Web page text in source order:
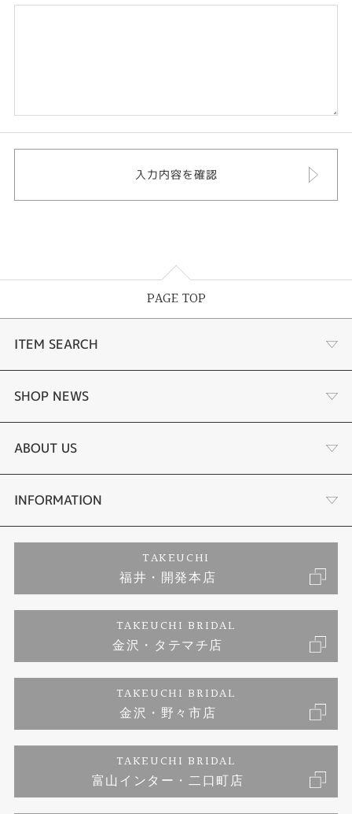
PAGE TOP
ITEM SEARCH
婚約指輪
結婚指輪
セットリング
婚約ネックレス
エタニティリング
SHOP NEWS
タケウチのこだわり
プロポーズサポート
ブランドリスト
ジュエリーリフォーム
福井指輪工房｜手作りペアリング
福井指輪工房｜手作り結婚指輪 and 婚約指輪
福井指輪工房｜手作り婚約指輪 プロポーズプラン
ABOUT US
会社概要
お客様の声
INFORMATION
プライバシーポリシー
TAKEUCHI
福井・開発本店
TAKEUCHI BRIDAL
金沢・タテマチ店
TAKEUCHI BRIDAL
金沢・野々市店
TAKEUCHI BRIDAL
富山インター・二口町店